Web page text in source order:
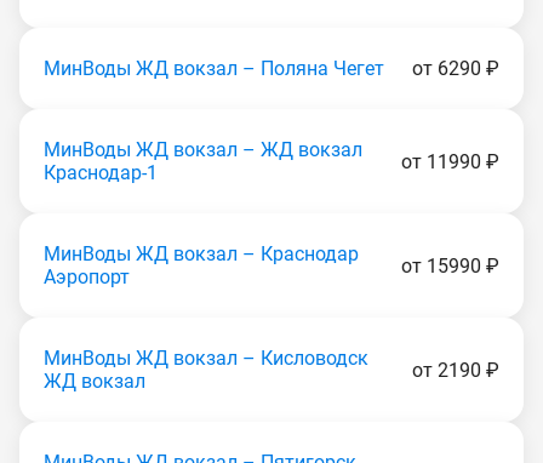
МинВоды ЖД вокзал – Поляна Чегет от 6290 ₽
МинВоды ЖД вокзал – ЖД вокзал
Краснодар-1
от 11990 ₽
МинВоды ЖД вокзал – Краснодар
Аэропорт
от 15990 ₽
МинВоды ЖД вокзал – Кисловодск
ЖД вокзал
от 2190 ₽